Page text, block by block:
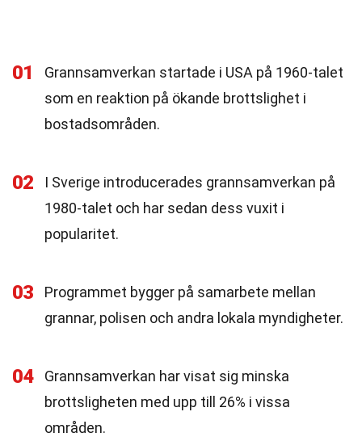
01
Grannsamverkan startade i USA på 1960-talet
som en reaktion på ökande brottslighet i
bostadsområden.
02
I Sverige introducerades grannsamverkan på
1980-talet och har sedan dess vuxit i
popularitet.
03
Programmet bygger på samarbete mellan
grannar, polisen och andra lokala myndigheter.
04
Grannsamverkan har visat sig minska
brottsligheten med upp till 26% i vissa
områden.